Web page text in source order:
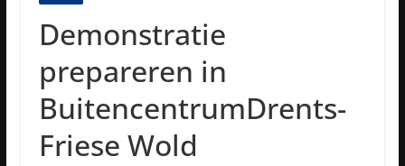
Demonstratie
prepareren in
BuitencentrumDrents-
Friese Wold